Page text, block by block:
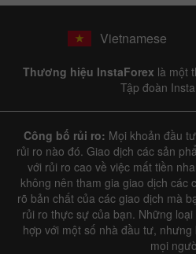
Hide chart
1 year / 2 years / 3 years / 4 years|
Data not
Vietnamese
Thương hiệu InstaForex là một
Tập đoàn
Công bố rủi ro: Mọi khoản đầu
rủi ro nào đó. Giao dịch các sản
với rủi ro cao về việc mất tiền
không nên tham gia giao dịch các
rõ bản chất của các giao dịch mà
rủi ro thực sự của bạn. Những
hợp với một số nhà đầu tư,
mọi